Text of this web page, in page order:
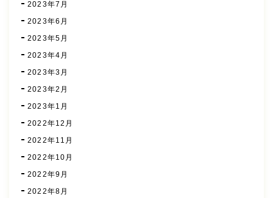
2023年7月
2023年6月
2023年5月
2023年4月
2023年3月
2023年2月
2023年1月
2022年12月
2022年11月
2022年10月
2022年9月
2022年8月